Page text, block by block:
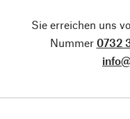
Sie erreichen uns
Nummer 0732